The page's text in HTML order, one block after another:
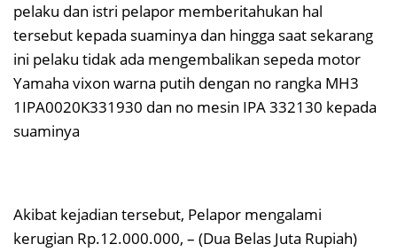
pelaku dan istri pelapor memberitahukan hal
tersebut kepada suaminya dan hingga saat sekarang
ini pelaku tidak ada mengembalikan sepeda motor
Yamaha vixon warna putih dengan no rangka MH3
1IPA0020K331930 dan no mesin IPA 332130 kepada
suaminya
Akibat kejadian tersebut, Pelapor mengalami
kerugian Rp.12.000.000, – (Dua Belas Juta Rupiah)